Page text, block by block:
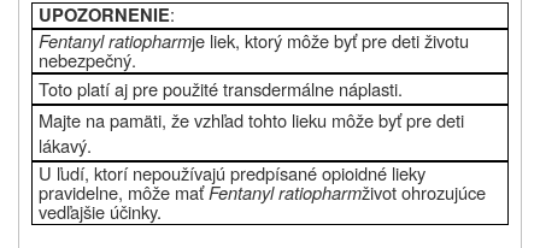
UPOZORNENIE:
Fentanyl ratiopharmje liek, ktorý môže byť pre deti životu
nebezpečný.
Toto platí aj pre použité transdermálne náplasti.
Majte na pamäti, že vzhľad tohto lieku môže byť pre deti
lákavý.
U ľudí, ktorí nepoužívajú predpísané opioidné lieky
pravidelne, môže maťFentanyl ratiopharmživot ohrozujúce
vedľajšie účinky.